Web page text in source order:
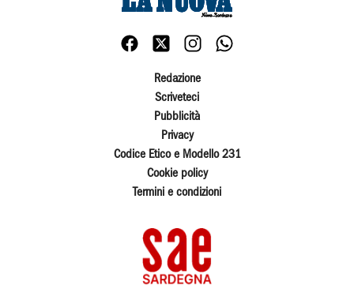
Redazione
Scriveteci
Pubblicità
Privacy
Codice Etico e Modello 231
Cookie policy
Termini e condizioni